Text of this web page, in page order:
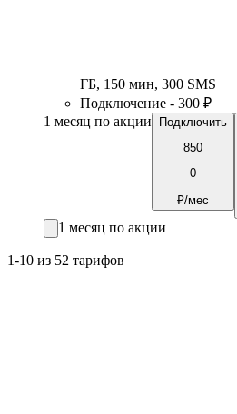
ГБ, 150 мин, 300 SMS
Подключение - 300 ₽
1 месяц по акции
Подключить
850
0
₽/мес
1 месяц по акции
1-10 из 52 тарифов